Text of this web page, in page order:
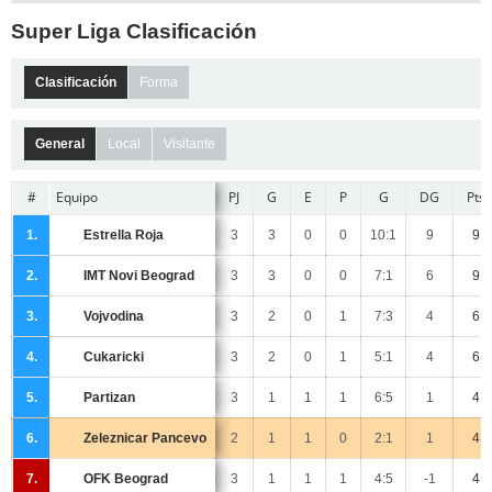
Super Liga Clasificación
Clasificación Forma
General Local Visitante
# Equipo PJ G E P G DG Pts
1. Estrella Roja 3 3 0 0 10:1 9 9
2. IMT Novi Beograd 3 3 0 0 7:1 6 9
3. Vojvodina 3 2 0 1 7:3 4 6
4. Cukaricki 3 2 0 1 5:1 4 6
5. Partizan 3 1 1 1 6:5 1 4
6. Zeleznicar Pancevo 2 1 1 0 2:1 1 4
7. OFK Beograd 3 1 1 1 4:5 -1 4